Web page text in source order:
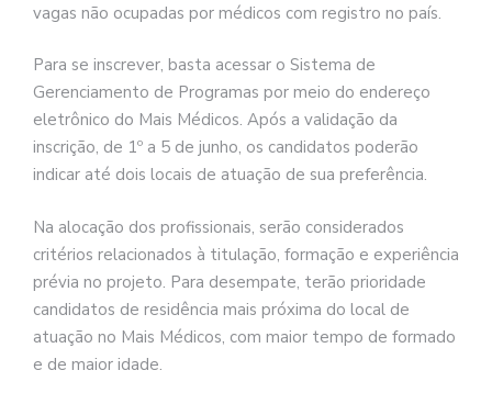
vagas não ocupadas por médicos com registro no país.
Para se inscrever, basta acessar o Sistema de
Gerenciamento de Programas por meio do endereço
eletrônico do Mais Médicos. Após a validação da
inscrição, de 1º a 5 de junho, os candidatos poderão
indicar até dois locais de atuação de sua preferência.
Na alocação dos profissionais, serão considerados
critérios relacionados à titulação, formação e experiência
prévia no projeto. Para desempate, terão prioridade
candidatos de residência mais próxima do local de
atuação no Mais Médicos, com maior tempo de formado
e de maior idade.